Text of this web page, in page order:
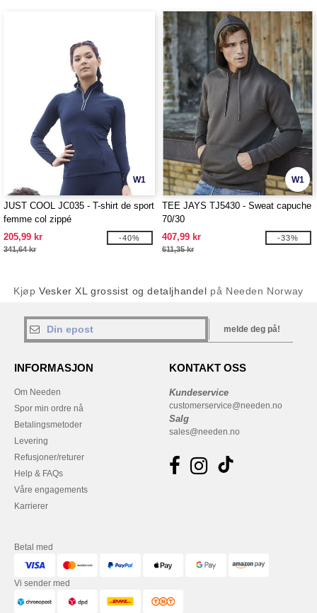
W1
JUST COOL JC035 - T-shirt de sport
femme col zippé
205,99 kr
341,64 kr
-40%
W1
TEE JAYS TJ5430 - Sweat capuche
70/30
407,99 kr
611,35 kr
-33%
KjøpVesker XL grossist og detaljhandel på Needen Norway
melde deg på!
INFORMASJON
Om Needen
Spor min ordre nå
Betalingsmetoder
Levering
Refusjoner/returer
Help & FAQs
Våre engagements
Karrierer
KONTAKT OSS
Kundeservice
customerservice@needen.no
Salg
sales@needen.no
Betal med
Vi sender med